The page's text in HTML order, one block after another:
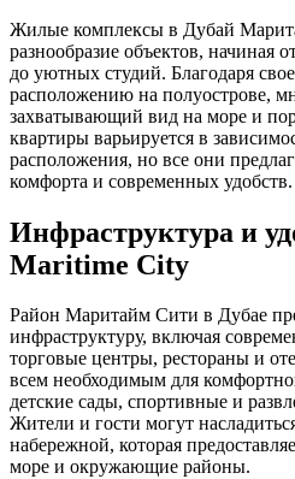
Жилые комплексы в Дубай
разнообразие объектов, начиная
до уютных студий. Благодаря
расположению на полуострове,
захватывающий вид на море и
квартиры варьируется в
расположения, но все они
комфорта и современных удобств.
Инфраструктура и
Maritime City
Район Маритайм Сити в Дубае
инфраструктуру, включая
торговые центры, рестораны и
всем необходимым для
детские сады, спортивные и
Жители и гости могут
набережной, которая
море и окружающие районы.